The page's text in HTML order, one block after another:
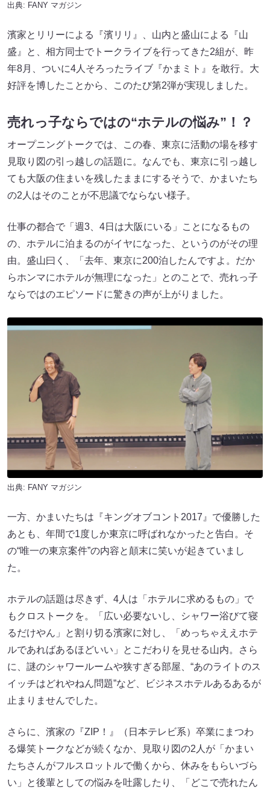
出典: FANY マガジン
濱家とリリーによる『濱リリ』、山内と盛山による『山
盛』と、相方同士でトークライブを行ってきた2組が、昨
年8月、ついに4人そろったライブ『かまミト』を敢行。大
好評を博したことから、このたび第2弾が実現しました。
売れっ子ならではの“ホテルの悩み”！？
オープニングトークでは、この春、東京に活動の場を移す
見取り図の引っ越しの話題に。なんでも、東京に引っ越し
ても大阪の住まいを残したままにするそうで、かまいたち
の2人はそのことが不思議でならない様子。
仕事の都合で「週3、4日は大阪にいる」ことになるもの
の、ホテルに泊まるのがイヤになった、というのがその理
由。盛山曰く、「去年、東京に200泊したんですよ。だか
らホンマにホテルが無理になった」とのことで、売れっ子
ならではのエピソードに驚きの声が上がりました。
出典: FANY マガジン
一方、かまいたちは『キングオブコント2017』で優勝した
あとも、年間で1度しか東京に呼ばれなかったと告白。そ
の“唯一の東京案件”の内容と顛末に笑いが起きていまし
た。
ホテルの話題は尽きず、4人は「ホテルに求めるもの」で
もクロストークを。「広い必要ないし、シャワー浴びて寝
るだけやん」と割り切る濱家に対し、「めっちゃええホテ
ルであればあるほどいい」とこだわりを見せる山内。さら
に、謎のシャワールームや狭すぎる部屋、“あのライトのス
イッチはどれやねん問題”など、ビジネスホテルあるあるが
止まりませんでした。
さらに、濱家の『ZIP！』（日本テレビ系）卒業にまつわ
る爆笑トークなどが続くなか、見取り図の2人が「かまい
たちさんがフルスロットルで働くから、休みをもらいづら
い」と後輩としての悩みを吐露したり、「どこで売れたん